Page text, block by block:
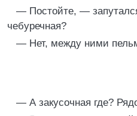
— Постойте, —
чебуречная?
— Нет, между ними
— А закусочная где?